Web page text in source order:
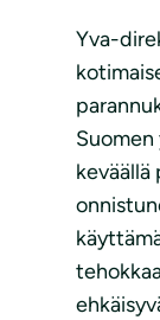
Yva-